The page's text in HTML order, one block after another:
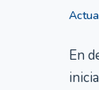
En